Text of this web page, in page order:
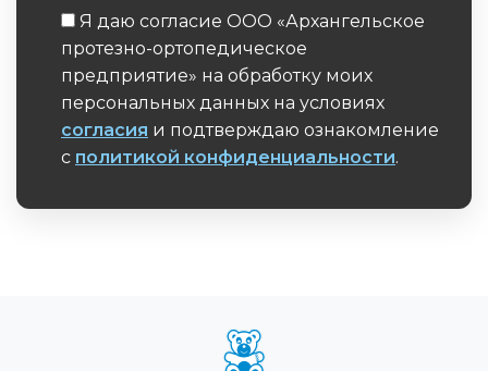
Я даю согласие ООО «Архангельское
протезно-ортопедическое
предприятие» на обработку моих
персональных данных на условиях
согласия и подтверждаю ознакомление
с политикой конфиденциальности.